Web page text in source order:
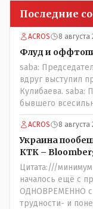
Последние
ACROS 8 августа
Флуд и
saba:
вдруг выступил
Кулибаева. saba:
бывшего
неизвестно: - в
разбогател и
агрохолдинг в
Гиннеса.
ACROS 8 августа
Украина
КТК –
Цитата:///
началось ещё с
ОДНОВРЕМЕННО с
трудности- и